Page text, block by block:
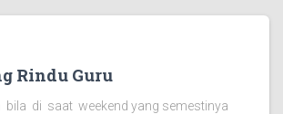
Rindu Guru
bila di saat weekend yang semestinya